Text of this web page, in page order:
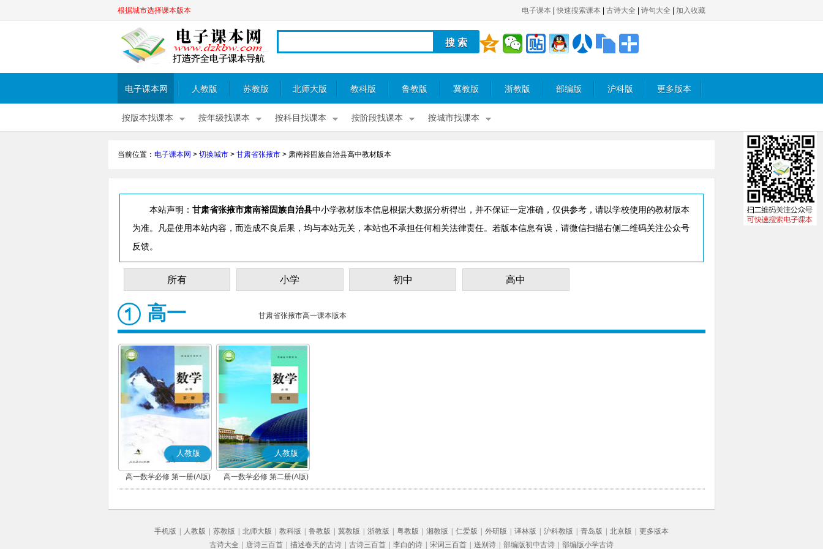
根据城市选择课本版本 电子课本 快速搜索课本 古诗大全 诗句大全 加入收藏
电子课本网 人教版 苏教版 北师大版 教科版 鲁教版 冀教版 浙教版 部编版 沪科版 更多版本
按版本找课本 按年级找课本 按科目找课本 按阶段找课本 按城市找课本
当前位置： 电子课本网 > 切换城市 > 甘肃省张掖市 > 肃南裕固族自治县高中教材版本
本站声明： 甘肃省张掖市肃南裕固族自治县中小学教材版本信息根据大数据分析得出，并不保证一定准确，仅供参考，请以学校使用的教材版本
为准。凡是使用本站内容，而造成不良后果，均与本站无关，本站也不承担任何相关法律责任。若版本信息有误，请微信扫描右侧二维码关注公众号
反馈。
所有 小学 初中 高中
高一 甘肃省张掖市高一课本版本
人教版
高一数学必修 第一册(A版)
人教版
高一数学必修 第二册(A版)
手机版 人教版 苏教版 北师大版 教科版 鲁教版 冀教版 浙教版 粤教版 湘教版 仁爱版 外研版 译林版 沪科教版 青岛版 北京版
更多版本
古诗大全
唐诗三百首 描述春天的古诗 古诗三百首 李白的诗 宋词三百首 送别诗 部编版初中古诗 部编版小学古诗